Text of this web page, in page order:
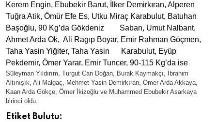
Kerem Engin, Ebubekir Barut, İlker Demirkıran, Alperen
Tuğra Atik, Ömür Efe Es, Utku Miraç Karabulut, Batuhan
Başoğlu, 90 Kg’da Gökdeniz Saban, Umut Nalbant,
Ahmet Arda Ok, Ali Ragıp Boyar, Emir Rahman Göçmen,
Taha Yasin Yiğiter, Taha Yasin Karabulut, Eyüp
Pekdemir, Ömer Yarar, Emir Tuncer, 90-115 Kg’da ise
Süleyman Yıldırım, Turgut Can Doğan, Burak Kaymakçı, İbrahim
Altınışık, Ali Malgaç, Mehmet Yasin Demirkıran, Ömer Arda Akkaya,
Kaan Arda Gökçe, Ömer İkizoğlu ve Muhammed Ebubekir Asarkaya
birinci oldu.
Etiket Bulutu: